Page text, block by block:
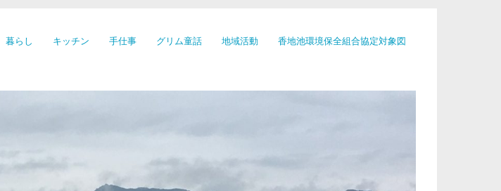
暮らし キッチン 手仕事 グリム童話 地域活動 香地池環境保全組合協定対象図